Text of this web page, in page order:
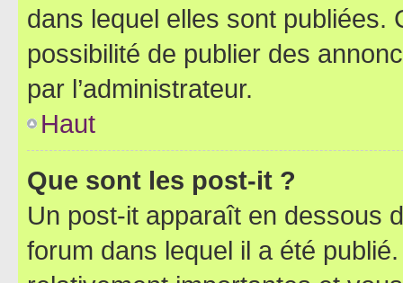
dans lequel elles sont publiées.
possibilité de publier des
par l’administrateur.
Haut
Que sont les post-it ?
Un post-it apparaît en dessous
forum dans lequel il a été